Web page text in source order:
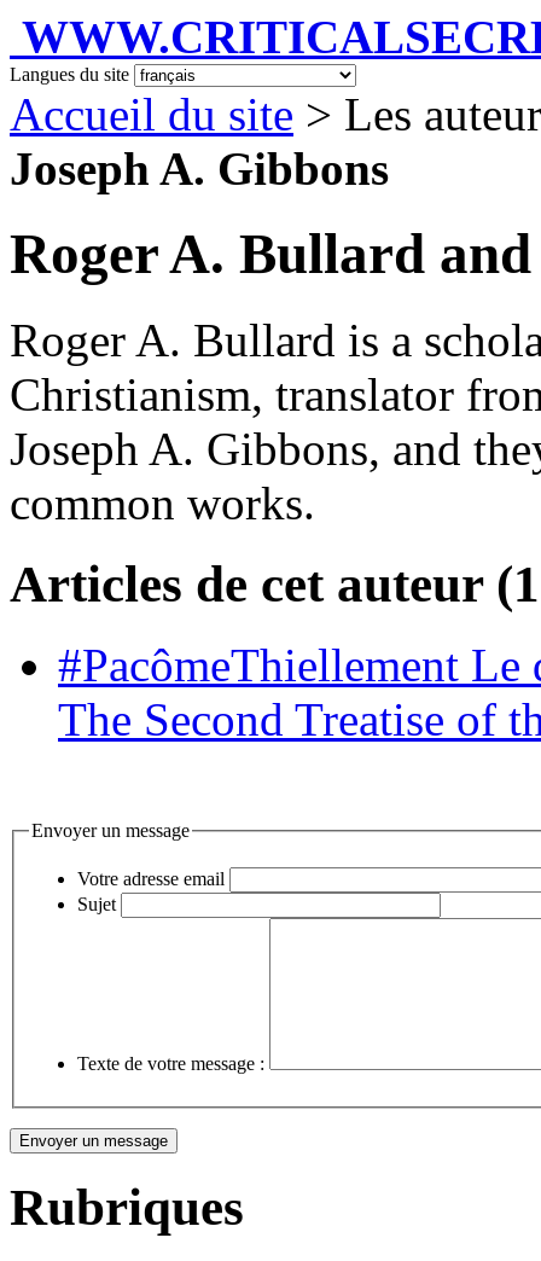
Langues du site
Accueil du site > Les
Joseph A. Gibbons
Roger A. Bullard
Roger A. Bullard is a
Christianism, translator
Joseph A. Gibbons, and
common works.
Articles de cet auteur
#PacômeThiellement Le
The Second Treatise of
Envoyer un message
Votre adresse email
Sujet
Texte de votre message :
Rubriques